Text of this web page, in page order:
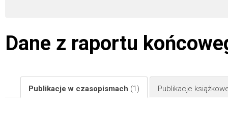
Dane z raportu
Publikacje w czasopismach (1) Publikacje